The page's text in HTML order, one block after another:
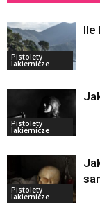
Pistolety
lakiernicze
Ile
Pistolety
lakiernicze
Pistolety
lakiernicze